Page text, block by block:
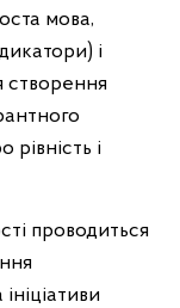
мова,
і
і
проводиться